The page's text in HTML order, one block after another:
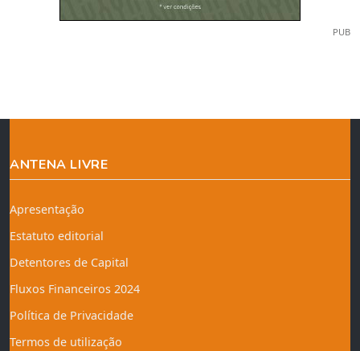
PUB
ANTENA LIVRE
Apresentação
Estatuto editorial
Detentores de Capital
Fluxos Financeiros 2024
Política de Privacidade
Termos de utilização